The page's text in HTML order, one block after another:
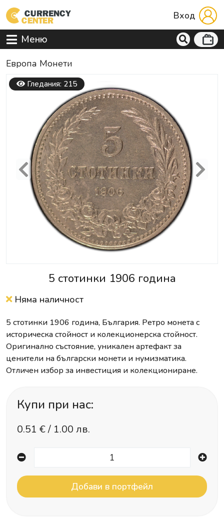
Вход
Меню
Европа Mонети
Гледания: 215
Previous Next
5 стотинки 1906 година
Няма наличност
5 стотинки 1906 година, България. Ретро монета с
историческа стойност и колекционерска стойност.
Оригинално състояние, уникален артефакт за
ценители на български монети и нумизматика.
Отличен избор за инвестиция и колекциониране.
Купи при нас:
0.51 € / 1.00 лв.